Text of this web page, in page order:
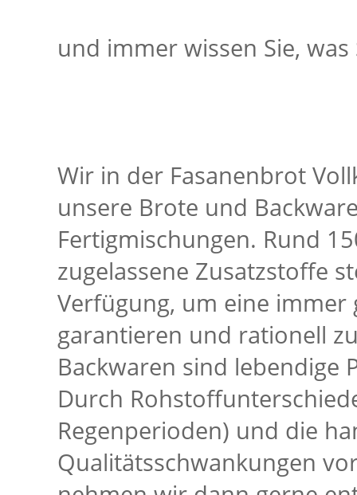
und immer wissen Sie, was
Wir in der Fasanenbrot
unsere Brote und
Fertigmischungen. Rund
zugelassene Zusatzstoffe
Verfügung, um eine
garantieren und rationell
Backwaren sind lebendige
Durch
Regenperioden) und die
Qualitätsschwankungen